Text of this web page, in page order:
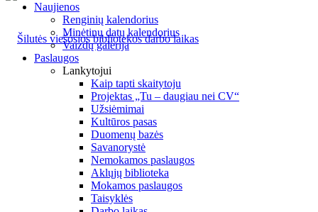
Naujienos
Renginių kalendorius
Minėtinų datų kalendorius
Vaizdų galerija
Paslaugos
Lankytojui
Kaip tapti skaitytoju
Projektas „Tu – daugiau nei CV“
Užsiėmimai
Kultūros pasas
Duomenų bazės
Savanorystė
Nemokamos paslaugos
Aklųjų biblioteka
Mokamos paslaugos
Taisyklės